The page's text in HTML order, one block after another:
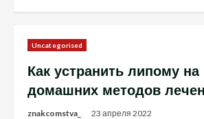
Uncategorised
Как устранить липому
домашних методов
znakcomstva_ 23 апреля 2022